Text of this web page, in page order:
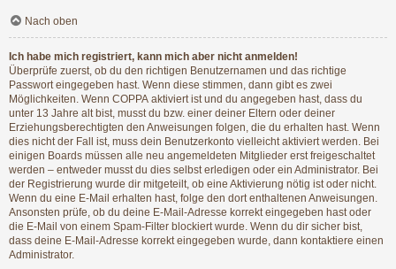
Nach oben
Ich habe mich registriert, kann mich aber nicht anmelden!
Überprüfe zuerst, ob du den richtigen Benutzernamen und das richtige
Passwort eingegeben hast. Wenn diese stimmen, dann gibt es zwei
Möglichkeiten. Wenn COPPA aktiviert ist und du angegeben hast, dass du
unter 13 Jahre alt bist, musst du bzw. einer deiner Eltern oder deiner
Erziehungsberechtigten den Anweisungen folgen, die du erhalten hast. Wenn
dies nicht der Fall ist, muss dein Benutzerkonto vielleicht aktiviert werden. Bei
einigen Boards müssen alle neu angemeldeten Mitglieder erst freigeschaltet
werden – entweder musst du dies selbst erledigen oder ein Administrator. Bei
der Registrierung wurde dir mitgeteilt, ob eine Aktivierung nötig ist oder nicht.
Wenn du eine E-Mail erhalten hast, folge den dort enthaltenen Anweisungen.
Ansonsten prüfe, ob du deine E-Mail-Adresse korrekt eingegeben hast oder
die E-Mail von einem Spam-Filter blockiert wurde. Wenn du dir sicher bist,
dass deine E-Mail-Adresse korrekt eingegeben wurde, dann kontaktiere einen
Administrator.